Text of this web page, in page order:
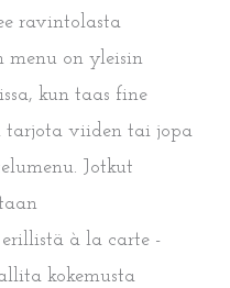
ravintolasta
menu on yleisin
kun taas fine
tarjota viiden tai jopa
Jotkut
à la carte -
kokemusta